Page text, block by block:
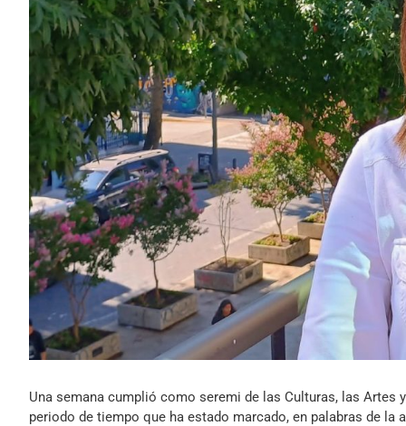
Una semana cumplió como seremi de las Culturas, las
periodo de tiempo que ha estado marcado, en palabras de la